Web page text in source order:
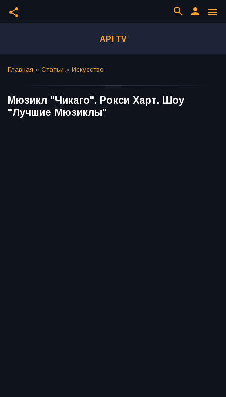
share menu
person
search
API TV
Главная » Статьи » Искусство
Мюзикл "Чикаго". Рокси Харт. Шоу
"Лучшие Мюзиклы"